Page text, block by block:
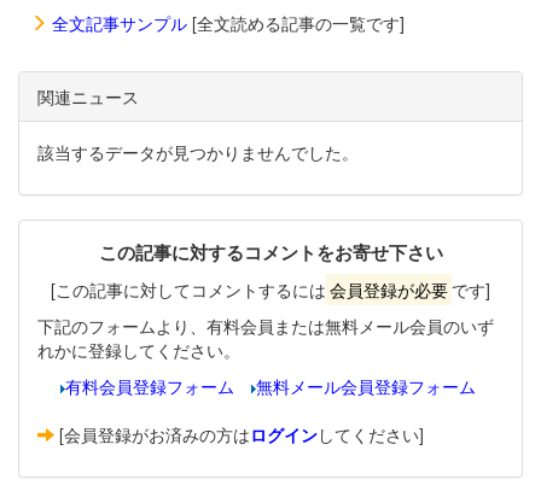
全文記事サンプル [全文読める記事の一覧です]
関連ニュース
該当するデータが見つかりませんでした。
この記事に対するコメントをお寄せ下さい
[この記事に対してコメントするには 会員登録が必要 です]
下記のフォームより、有料会員または無料メール会員のいず
れかに登録してください。
有料会員登録フォーム
無料メール会員登録フォーム
[会員登録がお済みの方はログインしてください]